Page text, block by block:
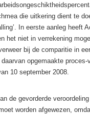
die uitkering dient te
In eerste aanleg heeft
het niet in verrekening
bij de comparitie in
opgemaakte proces-
10 september 2008.
de gevorderde
worden afgewezen,